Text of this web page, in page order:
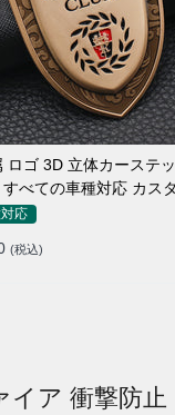
ロゴ 3D 立体カーステ
べての車種対応 カスタ
ト
応
(税込)
イア 衝撃防